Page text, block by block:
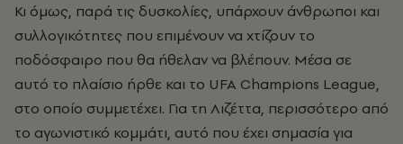
Κι όμως, παρά τις δυσκολίες, υπάρχουν άνθρωποι και
συλλογικότητες που επιμένουν να χτίζουν το
ποδόσφαιρο που θα ήθελαν να βλέπουν. Μέσα σε
αυτό το πλαίσιο ήρθε και το UFA Champions League,
στο οποίο συμμετέχει. Για τη Λιζέττα, περισσότερο από
το αγωνιστικό κομμάτι, αυτό που έχει σημασία για